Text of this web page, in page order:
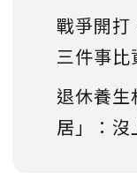
戰爭開打
三件事比
退休養
居」：